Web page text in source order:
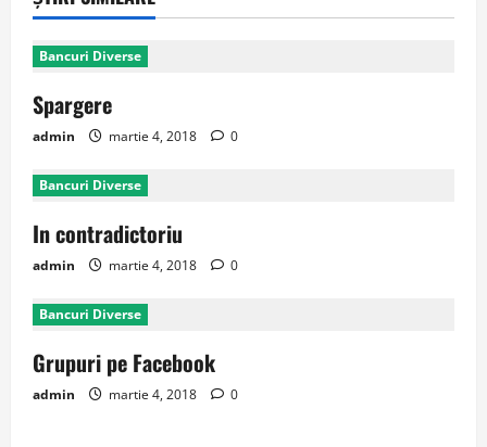
Bancuri Diverse
Spargere
admin martie 4, 2018 0
Bancuri Diverse
In contradictoriu
admin martie 4, 2018 0
Bancuri Diverse
Grupuri pe Facebook
admin martie 4, 2018 0